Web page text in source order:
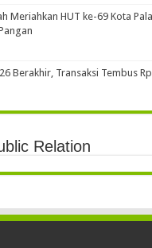
Meriahkan HUT ke-69 Kota
Berakhir, Transaksi Tembus
Relation